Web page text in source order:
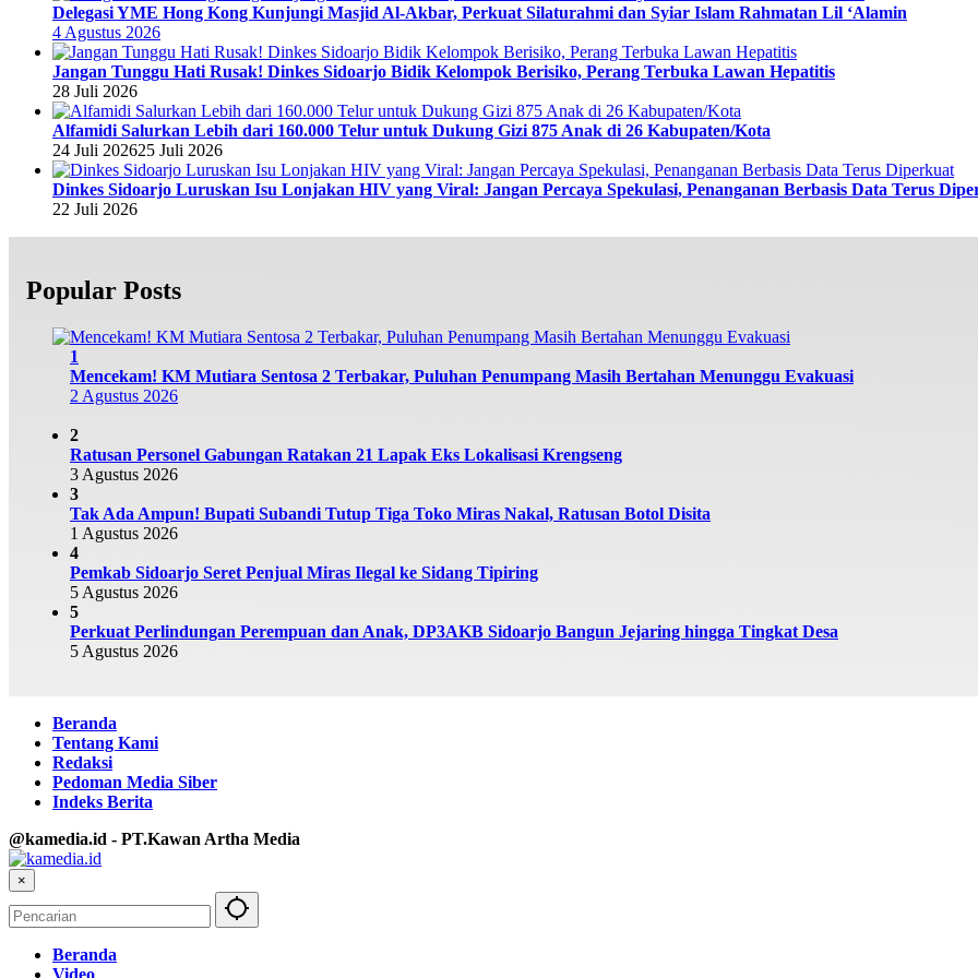
Delegasi YME Hong Kong Kunjungi Masjid Al-Akbar, Perkuat Silaturahmi dan Syiar Islam Rahmatan Lil ‘Alamin
4 Agustus 2026
Jangan Tunggu Hati Rusak! Dinkes Sidoarjo Bidik Kelompok Berisiko, Perang Terbuka Lawan Hepatitis
28 Juli 2026
Alfamidi Salurkan Lebih dari 160.000 Telur untuk Dukung Gizi 875 Anak di 26 Kabupaten/Kota
24 Juli 202625 Juli 2026
Dinkes Sidoarjo Luruskan Isu Lonjakan HIV yang Viral: Jangan Percaya Spekulasi, Penanganan Berbasis Data Terus
22 Juli 2026
Popular Posts
1
Mencekam! KM Mutiara Sentosa 2 Terbakar, Puluhan Penumpang Masih Bertahan Menunggu Evakuasi
2 Agustus 2026
2
Ratusan Personel Gabungan Ratakan 21 Lapak Eks Lokalisasi Krengseng
3 Agustus 2026
3
Tak Ada Ampun! Bupati Subandi Tutup Tiga Toko Miras Nakal, Ratusan Botol Disita
1 Agustus 2026
4
Pemkab Sidoarjo Seret Penjual Miras Ilegal ke Sidang Tipiring
5 Agustus 2026
5
Perkuat Perlindungan Perempuan dan Anak, DP3AKB Sidoarjo Bangun Jejaring hingga Tingkat Desa
5 Agustus 2026
Beranda
Tentang Kami
Redaksi
Pedoman Media Siber
Indeks Berita
@kamedia.id - PT.Kawan Artha Media
×
Beranda
Video